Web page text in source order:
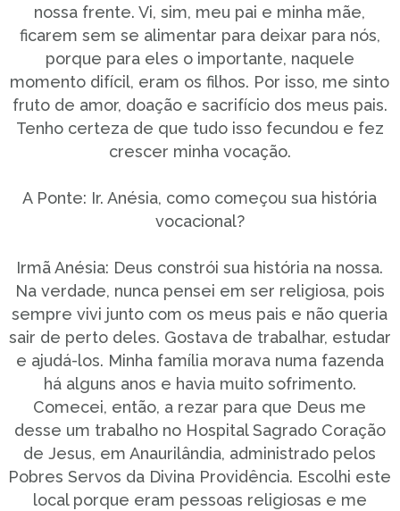
nossa frente. Vi, sim, meu pai e minha mãe,
ficarem sem se alimentar para deixar para nós,
porque para eles o importante, naquele
momento difícil, eram os filhos. Por isso, me sinto
fruto de amor, doação e sacrifício dos meus pais.
Tenho certeza de que tudo isso fecundou e fez
crescer minha vocação.
A Ponte: Ir. Anésia, como começou sua história
vocacional?
Irmã Anésia: Deus constrói sua história na nossa.
Na verdade, nunca pensei em ser religiosa, pois
sempre vivi junto com os meus pais e não queria
sair de perto deles. Gostava de trabalhar, estudar
e ajudá-los. Minha família morava numa fazenda
há alguns anos e havia muito sofrimento.
Comecei, então, a rezar para que Deus me
desse um trabalho no Hospital Sagrado Coração
de Jesus, em Anaurilândia, administrado pelos
Pobres Servos da Divina Providência. Escolhi este
local porque eram pessoas religiosas e me